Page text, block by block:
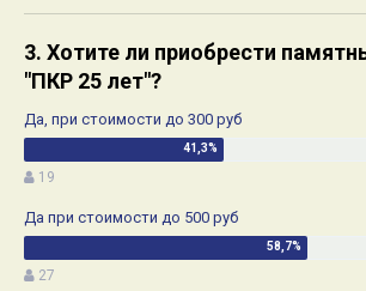
3. Хотите ли приобрести
"ПКР 25 лет"?
Да, при стоимости до 300 руб
19
Да при стоимости до 500 руб
27